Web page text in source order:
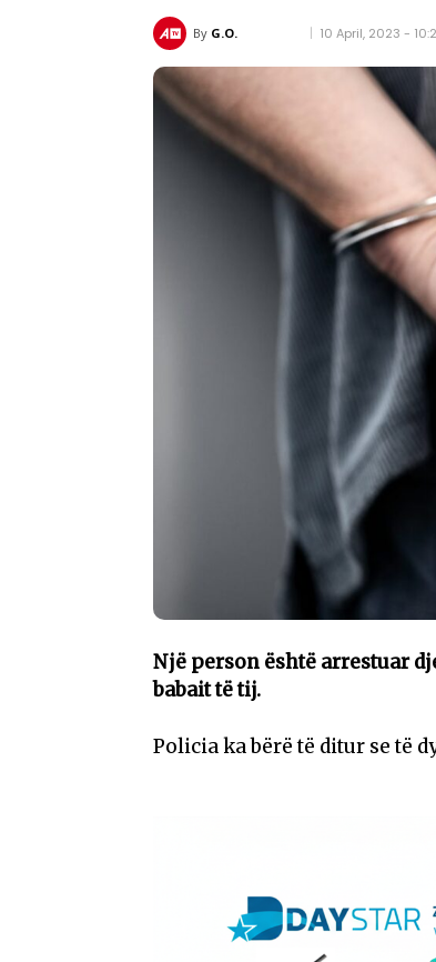
By G.O. 10 April, 2023 -
Një person është arrestuar
babait të tij.
Policia ka bërë të ditur se të